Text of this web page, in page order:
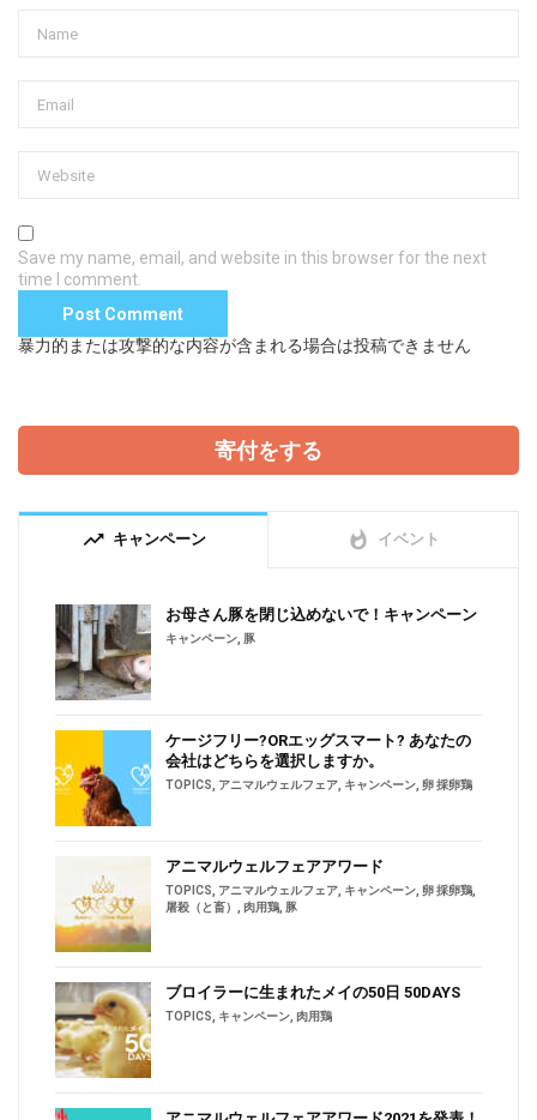
Save my name, email, and website in this browser for the next
time I comment.
暴力的または攻撃的な内容が含まれる場合は投稿できません
寄付をする
trending_up キャンペーン whatshot イベント
お母さん豚を閉じ込めないで！キャンペーン
キャンペーン 豚
ケージフリー?ORエッグスマート? あなたの
会社はどちらを選択しますか。
TOPICS アニマルウェルフェア キャンペーン 卵 採卵鶏
アニマルウェルフェアアワード
TOPICS アニマルウェルフェア キャンペーン 卵 採卵鶏
屠殺（と畜）
肉用鶏 豚
ブロイラーに生まれたメイの50日 50DAYS
TOPICS キャンペーン 肉用鶏